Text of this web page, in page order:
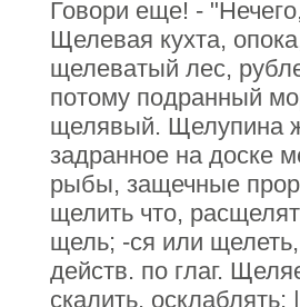
Говори еще! -
Щелевая кухта,
щелеватый лес,
потому подранный
щелявый. Щелупина
задранное на доске
рыбы, защечные
щелить что,
щель; -ся или
действ. по глаг.
скалить,